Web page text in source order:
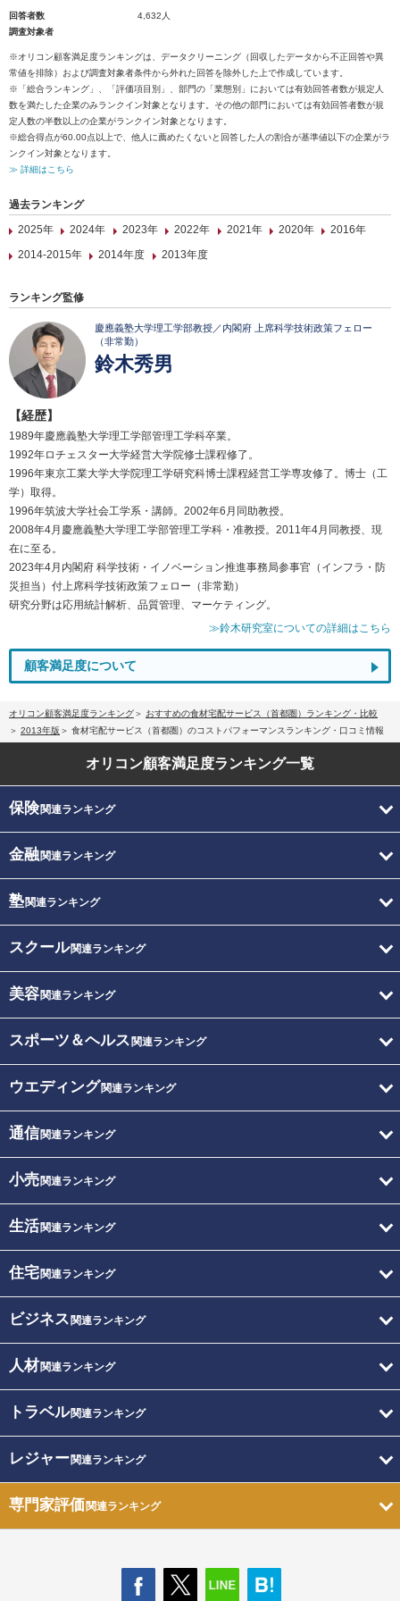
回答者数
4,632人
調査対象者
※オリコン顧客満足度ランキングは、データクリーニング（回収したデータから不正回答や異
常値を排除）および調査対象者条件から外れた回答を除外した上で作成しています。
※「総合ランキング」、「評価項目別」、部門の「業態別」においては有効回答者数が規定人
数を満たした企業のみランクイン対象となります。その他の部門においては有効回答者数が規
定人数の半数以上の企業がランクイン対象となります。
※総合得点が60.00点以上で、他人に薦めたくないと回答した人の割合が基準値以下の企業がラ
ンクイン対象となります。
≫ 詳細はこちら
過去ランキング
2025年
2024年 2023年 2022年 2021年 2020年
2016年
2014-2015年
2014年度 2013年度
ランキング監修
慶應義塾大学理工学部教授／内閣府 上席科学技術政策フェロー
（非常勤）
鈴木秀男
【経歴】
1989年慶應義塾大学理工学部管理工学科卒業。
1992年ロチェスター大学経営大学院修士課程修了。
1996年東京工業大学大学院理工学研究科博士課程経営工学専攻修了。博士（工
学）取得。
1996年筑波大学社会工学系・講師。2002年6月同助教授。
2008年4月慶應義塾大学理工学部管理工学科・准教授。2011年4月同教授、現
在に至る。
2023年4月内閣府 科学技術・イノベーション推進事務局参事官（インフラ・防
災担当）付上席科学技術政策フェロー（非常勤）
研究分野は応用統計解析、品質管理、マーケティング。
≫鈴木研究室についての詳細はこちら
顧客満足度について
オリコン顧客満足度ランキング
おすすめの食材宅配サービス（首都圏）ランキング・比較
2013年版
食材宅配サービス（首都圏）のコストパフォーマンスランキング・口コミ情報
オリコン顧客満足度ランキング一覧
保険関連ランキング
金融関連ランキング
塾関連ランキング
スクール関連ランキング
美容関連ランキング
スポーツ＆ヘルス 関連ランキング
ウエディング関連ランキング
通信関連ランキング
小売関連ランキング
生活関連ランキング
住宅関連ランキング
ビジネス 関連ランキング
人材関連ランキング
トラベル関連ランキング
レジャー関連ランキング
専門家評価関連ランキング